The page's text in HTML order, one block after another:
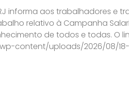
informa aos trabalhadores e
relativo à Campanha
de todos e todas. O
content/uploads/2026/08/18-